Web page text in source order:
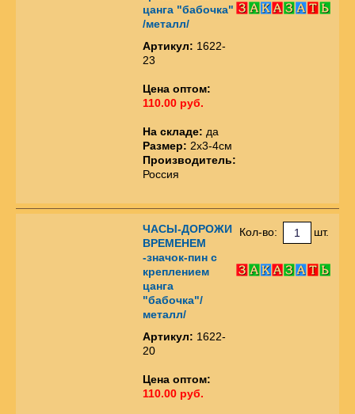
цанга "бабочка"
/металл/
Артикул: 1622-
23
Цена оптом:
110.00 руб.
На складе: да
Размер: 2х3-4см
Производитель:
Россия
ЧАСЫ-ДОРОЖИ
ВРЕМЕНЕМ
-значок-пин с
креплением
цанга
"бабочка"/
металл/
Артикул: 1622-
20
Цена оптом:
110.00 руб.
Кол-во: шт.